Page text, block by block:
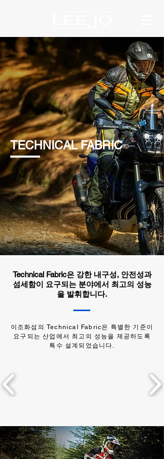
TECHNICAL FABRIC
Technical Fabric은 강한 내구성, 안전성과
섬세함이 요구되는 분야에서 최고의 성능
을 발휘합니다.
이조화섬의 Technical Fabric은 특별한 기준이
요구되는 산업에서 최고의 성능을 제공하도록
특수 설계되었습니다.